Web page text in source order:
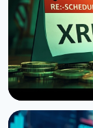
НОВОСТЬ